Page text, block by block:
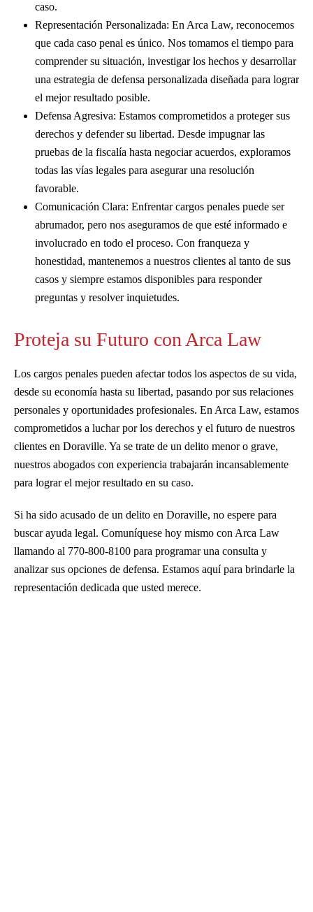
caso.
Representación Personalizada: En Arca Law, reconocemos
que cada caso penal es único. Nos tomamos el tiempo para
comprender su situación, investigar los hechos y desarrollar
una estrategia de defensa personalizada diseñada para lograr
el mejor resultado posible.
Defensa Agresiva: Estamos comprometidos a proteger sus
derechos y defender su libertad. Desde impugnar las
pruebas de la fiscalía hasta negociar acuerdos, exploramos
todas las vías legales para asegurar una resolución
favorable.
Comunicación Clara: Enfrentar cargos penales puede ser
abrumador, pero nos aseguramos de que esté informado e
involucrado en todo el proceso. Con franqueza y
honestidad, mantenemos a nuestros clientes al tanto de sus
casos y siempre estamos disponibles para responder
preguntas y resolver inquietudes.
Proteja su Futuro con Arca Law
Los cargos penales pueden afectar todos los aspectos de su vida,
desde su economía hasta su libertad, pasando por sus relaciones
personales y oportunidades profesionales. En Arca Law, estamos
comprometidos a luchar por los derechos y el futuro de nuestros
clientes en Doraville. Ya se trate de un delito menor o grave,
nuestros abogados con experiencia trabajarán incansablemente
para lograr el mejor resultado en su caso.
Si ha sido acusado de un delito en Doraville, no espere para
buscar ayuda legal. Comuníquese hoy mismo con Arca Law
llamando al 770-800-8100 para programar una consulta y
analizar sus opciones de defensa. Estamos aquí para brindarle la
representación dedicada que usted merece.